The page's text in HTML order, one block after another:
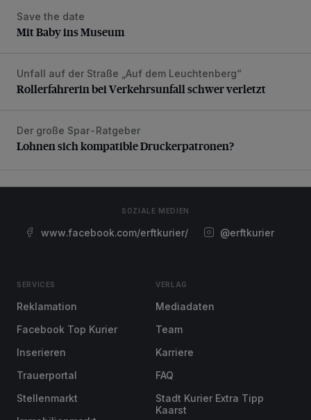
Mit Baby ins Museum
Save the date
Mit Baby ins Museum
Rollerfahrerin bei Verkehrsunfall schwer verletzt
Unfall auf der Straße „Auf dem Leuchtenberg“
Rollerfahrerin bei Verkehrsunfall schwer verletzt
Lohnen sich kompatible Druckerpatronen?
Der große Spar-Ratgeber
Lohnen sich kompatible Druckerpatronen?
SOZIALE MEDIEN
www.facebook.com/erftkurier/ @erftkurier
SERVICES
Reklamation
Facebook Top Kurier
Inserieren
Trauerportal
Stellenmarkt
VERLAG
Mediadaten
Team
Karriere
FAQ
Stadt Kurier Extra Tipp
Kaarst